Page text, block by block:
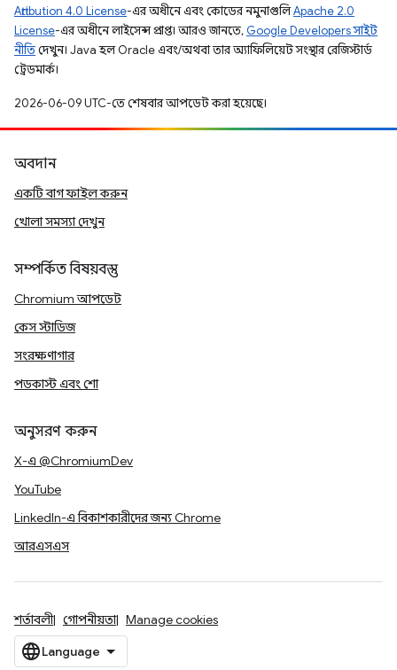
Attribution 4.0 License-এর অধীনে এবং কোডের নমুনাগুলিApache 2.0
License-এর অধীনে লাইসেন্স প্রাপ্ত। আরও জানতে, Google Developers সাইট
নীতিদেখুন। Java হল Oracle এবং/অথবা তার অ্যাফিলিয়েট সংস্থার রেজিস্টার্ড
ট্রেডমার্ক।
2026-06-09 UTC-তে শেষবার আপডেট করা হয়েছে।
অবদান
একটি বাগ ফাইল করুন
খোলা সমস্যা দেখুন
সম্পর্কিত বিষয়বস্তু
Chromium আপডেট
কেস স্টাডিজ
সংরক্ষণাগার
পডকাস্ট এবং শো
অনুসরণ করুন
X-এ @ChromiumDev
YouTube
LinkedIn-এ বিকাশকারীদের জন্য Chrome
আরএসএস
শর্তাবলী গোপনীয়তা Manage cookies